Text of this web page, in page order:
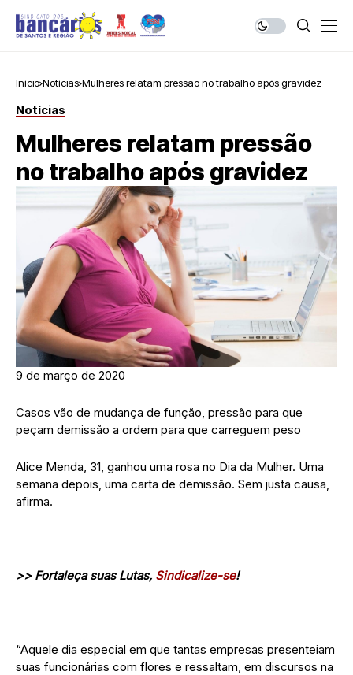
Início Notícias Mulheres relatam pressão no trabalho após gravidez
Notícias
Mulheres relatam pressão
no trabalho após gravidez
9 de março de 2020
Casos vão de mudança de função, pressão para que
peçam demissão a ordem para que carreguem peso
Alice Menda, 31, ganhou uma rosa no Dia da Mulher. Uma
semana depois, uma carta de demissão. Sem justa causa,
afirma.
>> Fortaleça suas Lutas, Sindicalize-se!
“Aquele dia especial em que tantas empresas presenteiam
suas funcionárias com flores e ressaltam, em discursos na